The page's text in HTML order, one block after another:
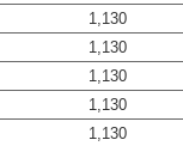
1,130
1,130
1,130
1,130
1,130